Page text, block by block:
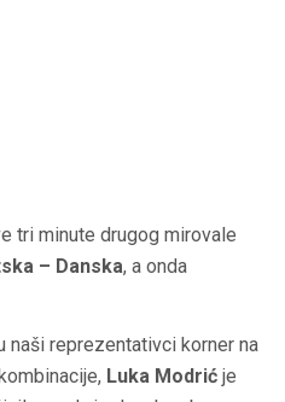
tri minute drugog mirovale
– Danska, a onda
naši reprezentativci korner na
Luka Modrić je